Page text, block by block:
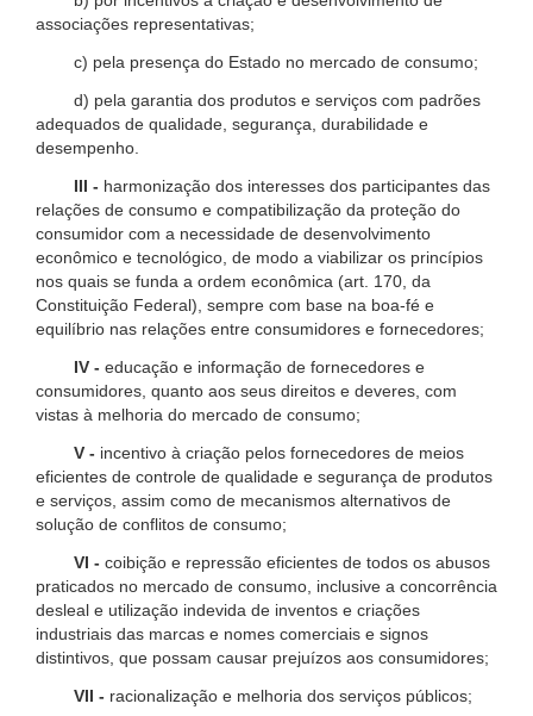
associações representativas;
c) pela presença do Estado no mercado de consumo;
d) pela garantia dos produtos e serviços com padrões
adequados de qualidade, segurança, durabilidade e
desempenho.
III - harmonização dos interesses dos participantes das
relações de consumo e compatibilização da proteção do
consumidor com a necessidade de desenvolvimento
econômico e tecnológico, de modo a viabilizar os princípios
nos quais se funda a ordem econômica (art. 170, da
Constituição Federal), sempre com base na boa-fé e
equilíbrio nas relações entre consumidores e fornecedores;
IV - educação e informação de fornecedores e
consumidores, quanto aos seus direitos e deveres, com
vistas à melhoria do mercado de consumo;
V - incentivo à criação pelos fornecedores de meios
eficientes de controle de qualidade e segurança de produtos
e serviços, assim como de mecanismos alternativos de
solução de conflitos de consumo;
VI - coibição e repressão eficientes de todos os abusos
praticados no mercado de consumo, inclusive a concorrência
desleal e utilização indevida de inventos e criações
industriais das marcas e nomes comerciais e signos
distintivos, que possam causar prejuízos aos consumidores;
VII - racionalização e melhoria dos serviços públicos;